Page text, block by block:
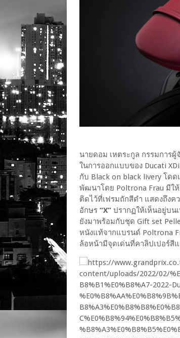
นายดอม เหตระกูล กรรมการผู้
ในการออกแบบของ Ducati
กับ Black on black livery โด
พัฒนาโดย Poltrona Frau มีให้
ติดไว้ที่เฟรมถักสีดำ แสดงถึงค
อักษร “X” ปรากฏให้เห็นอยู่บน
ยังมาพร้อมกับชุด Gift set
หนังแท้จากแบรนด์ Poltrona
ล้อหน้ามีจุดเด่นที่คาลิปเปอร์สีแ